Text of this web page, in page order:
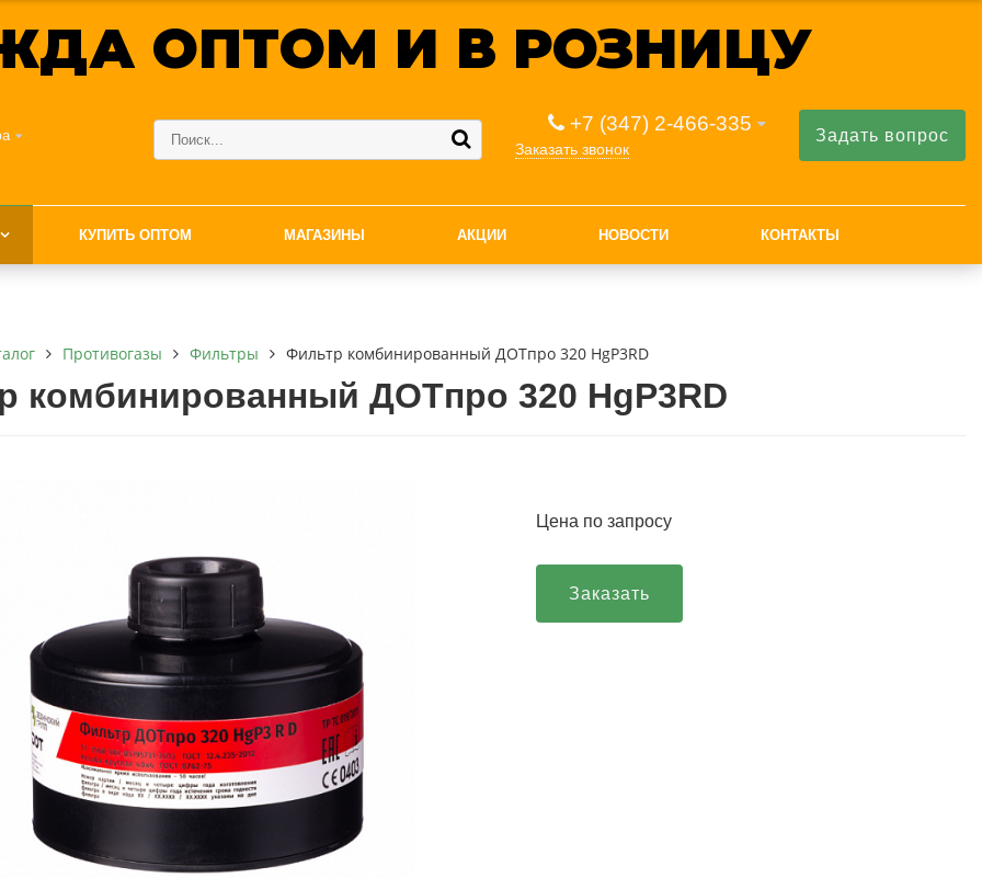
ОПТОМ И В РОЗНИЦУ
+7 (347) 2-466-335
Заказать звонок
Задать вопрос
КУПИТЬ ОПТОМ МАГАЗИНЫ АКЦИИ НОВОСТИ КОНТАКТЫ
Противогазы Фильтры Фильтр комбинированный ДОТпро 320 HgP3RD
комбинированный ДОТпро 320 HgP3RD
Цена по запросу
Заказать